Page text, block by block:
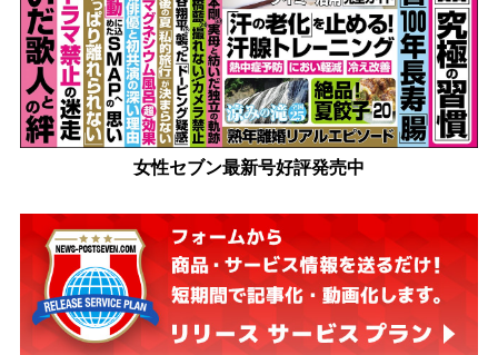
女性セブン最新号好評発売中